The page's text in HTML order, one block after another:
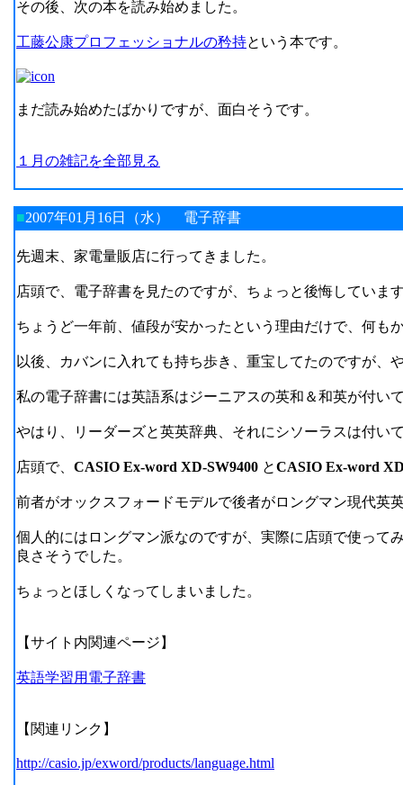
その後、次の本を読み始めました。
工藤公康プロフェッショナルの矜持という本です。
まだ読み始めたばかりですが、面白そうです。
１月の雑記を全部見る
■2007年01月16日（水） 電子辞書
先週末、家電量販店に行ってきました。
店頭で、電子辞書を見たのですが、ちょっと後悔していま
ちょうど一年前、値段が安かったという理由だけで、何も
以後、カバンに入れても持ち歩き、重宝してたのですが、
私の電子辞書には英語系はジーニアスの英和＆和英が付い
やはり、リーダーズと英英辞典、それにシソーラスは付い
店頭で、 CASIO Ex-word XD-SW9400 とCASIO Ex-word
前者がオックスフォードモデルで後者がロングマン現代英
個人的にはロングマン派なのですが、実際に店頭で使って
良さそうでした。
ちょっとほしくなってしまいました。
【サイト内関連ページ】
英語学習用電子辞書
【関連リンク】
http://casio.jp/exword/products/language.html